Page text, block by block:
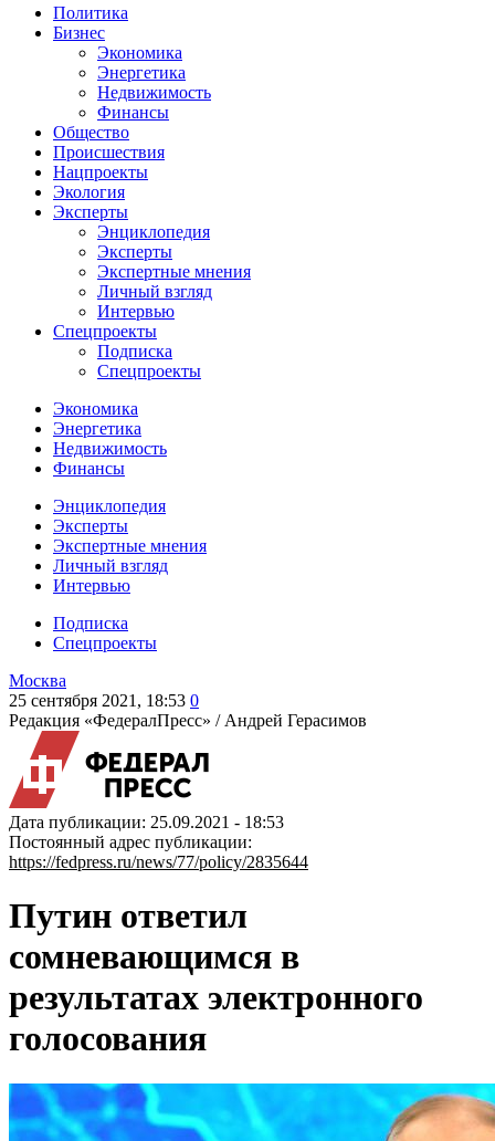
Политика
Бизнес
Экономика
Энергетика
Недвижимость
Финансы
Общество
Происшествия
Нацпроекты
Экология
Эксперты
Энциклопедия
Эксперты
Экспертные мнения
Личный взгляд
Интервью
Спецпроекты
Подписка
Спецпроекты
Экономика
Энергетика
Недвижимость
Финансы
Энциклопедия
Эксперты
Экспертные мнения
Личный взгляд
Интервью
Подписка
Спецпроекты
Москва
25 сентября 2021, 18:53 0
Редакция «ФедералПресс» / Андрей Герасимов
Дата публикации: 25.09.2021 - 18:53
Постоянный адрес публикации:
https://fedpress.ru/news/77/policy/2835644
Путин ответил
сомневающимся в
результатах электронного
голосования